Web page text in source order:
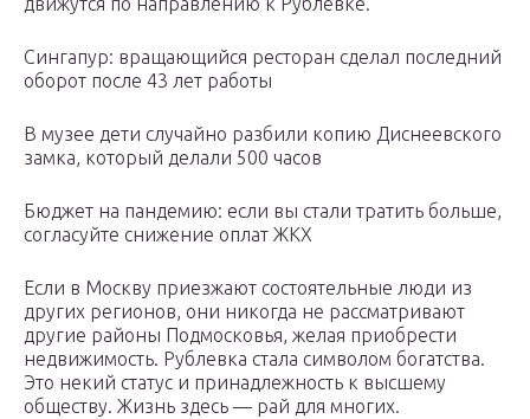
Сингапур: вращающийся ресторан сделал последний
оборот после 43 лет работы
В музее дети случайно разбили копию Диснеевского
замка, который делали 500 часов
Бюджет на пандемию: если вы стали тратить больше,
согласуйте снижение оплат ЖКХ
Если в Москву приезжают состоятельные люди из
других регионов, они никогда не рассматривают
другие районы Подмосковья, желая приобрести
недвижимость. Рублевка стала символом богатства.
Это некий статус и принадлежность к высшему
обществу. Жизнь здесь — рай для многих.